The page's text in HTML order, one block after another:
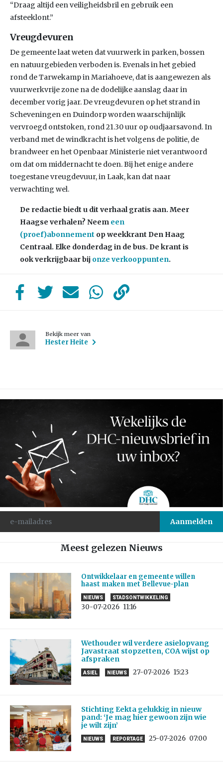
“Draag altijd een veiligheidsbril en gebruik een
afsteeklont.”
Vreugdevuren
De gemeente laat weten dat vuurwerk in parken, bossen
en natuurgebieden verboden is. Evenals in het gebied
rond de Tarwekamp in Mariahoeve, dat is aangewezen als
vuurwerkvrije zone na de dodelijke aanslag daar in
december vorig jaar. De vreugdevuren op het strand in
Scheveningen en Duindorp worden waarschijnlijk
vervroegd ontstoken, rond 21.30 uur op oudjaarsavond. In
verband met de windkracht is het volgens de politie, de
brandweer en het Openbaar Ministerie niet verantwoord
om dat om middernacht te doen. Bij het enige andere
toegestane vreugdevuur, in Laak, kan dat naar
verwachting wel.
De redactie biedt u dit verhaal gratis aan. Meer
Haagse verhalen? Neem een
(proef)abonnement op weekkrant Den Haag
Centraal. Elke donderdag in de bus. De krant is
ook verkrijgbaar bij onze verkooppunten.
Bekijk meer van
Hester Heite
Meest gelezen Nieuws
Ontwikkelaar en gemeente willen
haast maken met Bellevue-plan
NIEUWS STADSONTWIKKELING
30-07-2026 11:16
Wethouder wil verdere asielopvang
Javastraat stopzetten, COA wijst op
afspraken
ASIEL NIEUWS 27-07-2026 15:23
Stichting Eekta gelukkig in nieuw
pand: ‘Je mag hier gewoon zijn wie
je wilt zijn’
NIEUWS REPORTAGE 25-07-2026 07:00